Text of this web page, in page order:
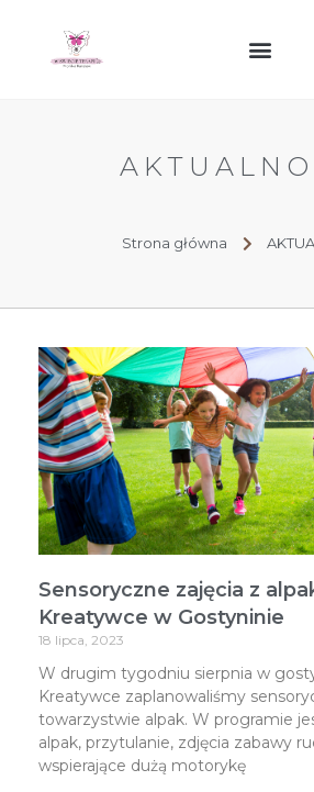
Strona główna
Sensoryczne zajęcia z
Kreatywce w Gostyninie
18 lipca, 2023
W drugim tygodniu sierpnia w
Kreatywce zaplanowaliśmy
towarzystwie alpak. W programie
alpak, przytulanie, zdjęcia zabawy
wspierające dużą motorykę